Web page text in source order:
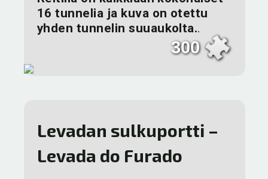
16 tunnelia ja kuva on otettu
yhden tunnelin suuaukolta..
300
Levadan sulkuportti –
Levada do Furado